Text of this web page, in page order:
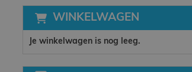
Over ons
Veilig spelen
WINKELWAGEN
Je winkelwagen is nog leeg.